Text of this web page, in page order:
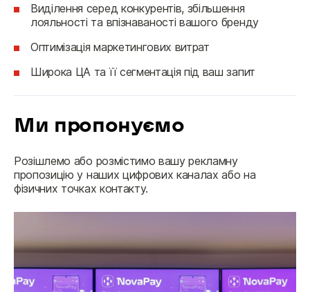
Виділення серед конкурентів, збільшення
лояльності та впізнаваності вашого бренду
Оптимізація маркетингових витрат
Широка ЦА та її сегментація під ваш запит
Ми пропонуємо
Розішлемо або розмістимо вашу рекламну
пропозицію у наших цифрових каналах або на
фізичних точках контакту.